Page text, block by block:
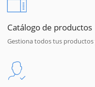
Catálogo de productos
Gestiona todos tus